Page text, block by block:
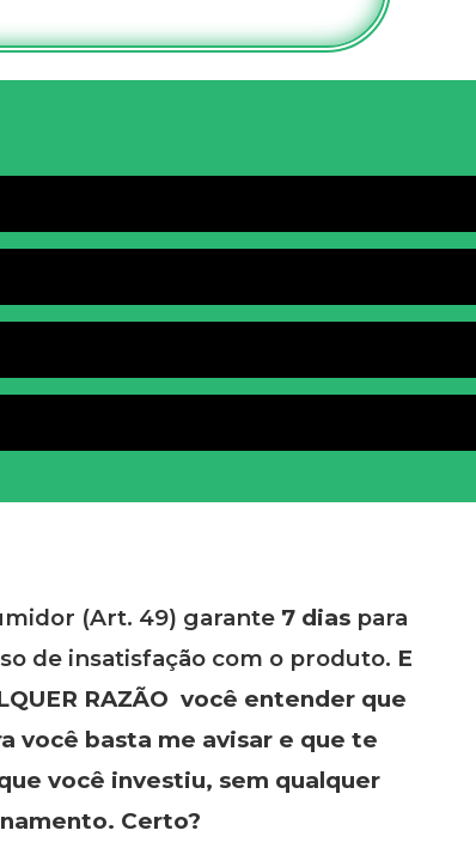
(Art. 49) garante 7 dias para
de insatisfação com o produto. E
RAZÃO você entender que
você basta me avisar e que te
você investiu, sem qualquer
Certo?